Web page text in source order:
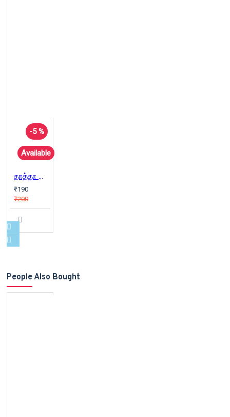
-5 %
Available
தாத்தா சொன்ன கதைகள்
₹190
₹200
People Also Bought